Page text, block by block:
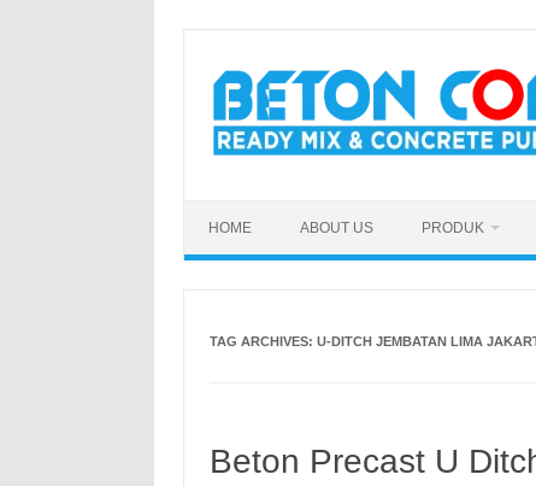
content
HOME ABOUT US PRODUK
TAG ARCHIVES: U-DITCH JEMBATAN LIMA
Beton Precast U